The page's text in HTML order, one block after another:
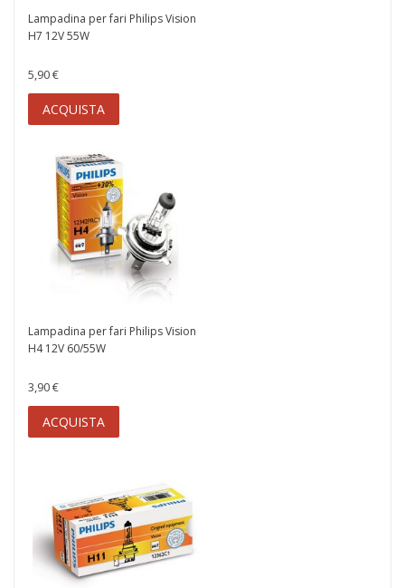
Lampadina per fari Philips Vision
H7 12V 55W
5,90 €
ACQUISTA
Lampadina per fari Philips Vision
H4 12V 60/55W
3,90 €
ACQUISTA